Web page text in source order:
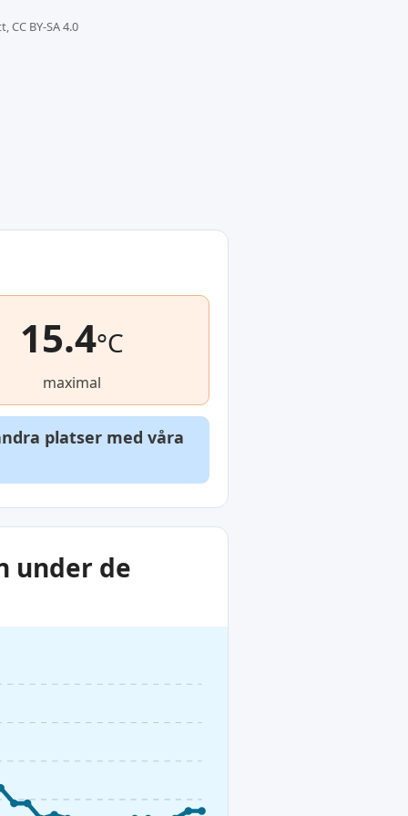
CC BY-SA 4.0
15.4°C
maximal
platser med våra
under de